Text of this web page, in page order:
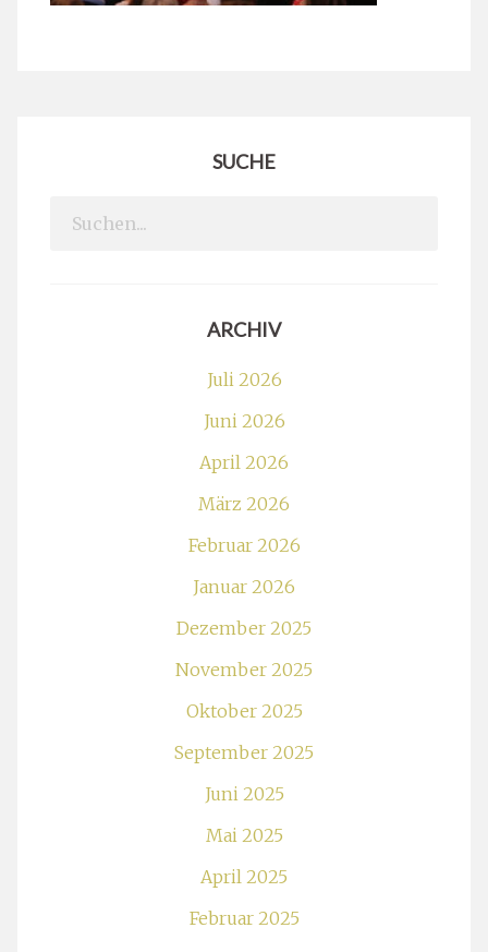
SUCHE
Search
ARCHIV
Juli 2026
Juni 2026
April 2026
März 2026
Februar 2026
Januar 2026
Dezember 2025
November 2025
Oktober 2025
September 2025
Juni 2025
Mai 2025
April 2025
Februar 2025